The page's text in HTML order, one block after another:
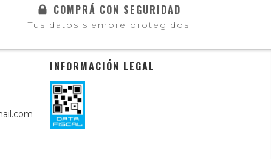
COMPRÁ CON SEGURIDAD
Tus datos siempre protegidos
INFORMACIÓN LEGAL